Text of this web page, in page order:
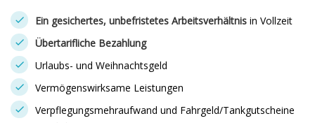
Ein gesichertes, unbefristetes Arbeitsverhältnis in Vollzeit
Übertarifliche Bezahlung
Urlaubs- und Weihnachtsgeld
Vermögenswirksame Leistungen
Verpflegungsmehraufwand und Fahrgeld/Tankgutscheine